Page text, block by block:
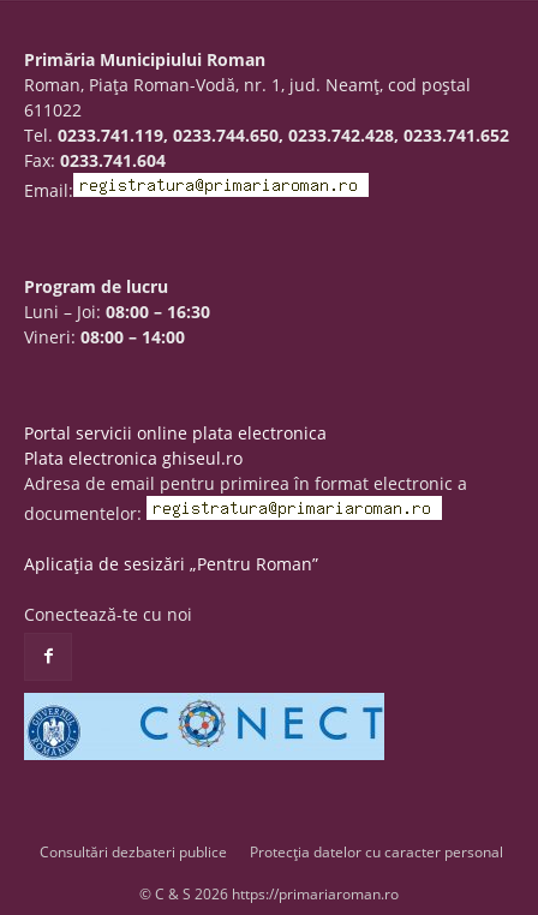
Primăria Municipiului Roman
Roman, Piaţa Roman-Vodă, nr. 1, jud. Neamţ, cod poştal
611022
Tel. 0233.741.119, 0233.744.650, 0233.742.428, 0233.741.652
Fax: 0233.741.604
Email:
Program de lucru
Luni – Joi: 08:00 – 16:30
Vineri: 08:00 – 14:00
Portal servicii online plata electronica
Plata electronica ghiseul.ro
Adresa de email pentru primirea în format electronic a
documentelor:
Aplicația de sesizări „Pentru Roman”
Conectează-te cu noi
Consultări dezbateri publice Protecția datelor cu caracter personal
© C & S 2026 https://primariaroman.ro